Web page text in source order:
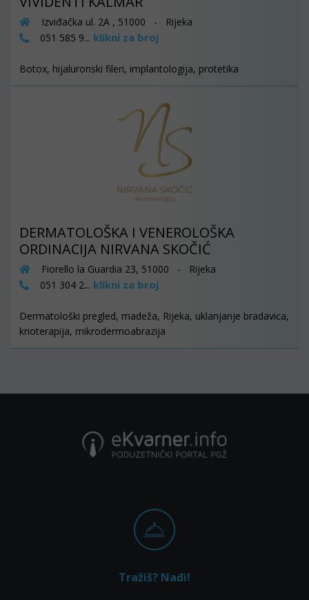
Izviđačka ul. 2A , 51000 - Rijeka
051 585 9... klikni za broj
Botox, hijaluronski fileri, implantologija, protetika
DERMATOLOŠKA I VENEROLOŠKA
ORDINACIJA NIRVANA SKOČIĆ
Fiorello la Guardia 23, 51000 - Rijeka
051 304 2... klikni za broj
Dermatološki pregled, madeža, Rijeka, uklanjanje bradavica,
krioterapija, mikrodermoabrazija
Tražiš? Nađi!